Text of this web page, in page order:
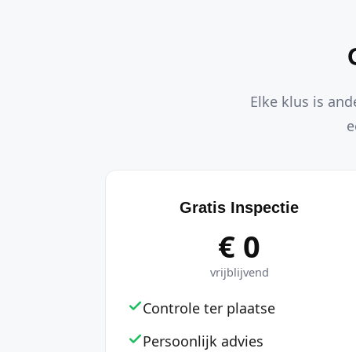
Elke klus is
Gratis Inspectie
€ 0
vrijblijvend
Controle ter plaatse
Persoonlijk advies